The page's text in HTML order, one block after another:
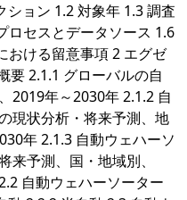
ション 1.2 対象年 1.3 調査
ロセスとデータソース 1.6
おける留意事項 2 エグゼ
要 2.1.1 グローバルの自
2019年～2030年 2.1.2 自
現状分析・将来予測、地
年 2.1.3 自動ウェハーソ
来予測、国・地域別、
自動ウェハーソーター